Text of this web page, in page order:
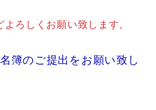
よろしくお願い致します。
簿のご提出をお願い致し